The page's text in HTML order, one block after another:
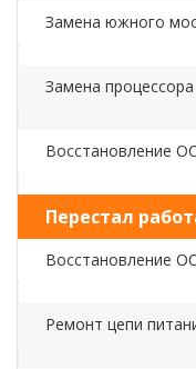
Замена южного
Замена процессора
Восстановление ОС
Перестал
Восстановление ОС
Ремонт цепи